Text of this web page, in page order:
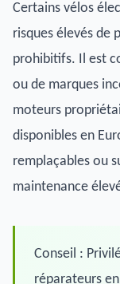
Certains vélos
risques élevés de
prohibitifs. Il est
ou de marques
moteurs
disponibles en
remplaçables ou
maintenance
Conseil :
réparateurs